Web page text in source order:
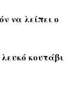
να λείπει ο
κουτάβι